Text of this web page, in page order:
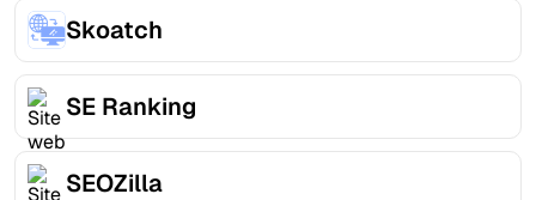
Skoatch
SE Ranking
SEOZilla